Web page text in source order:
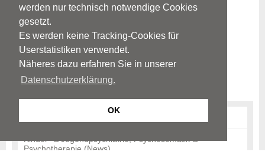
werden nur technisch notwendige Cookies
gesetzt.
Es werden keine Tracking-Cookies für
Userstatistiken verwendet.
Näheres dazu erfahren Sie in unserer
Datenschutzerklärung.
OK
Kinder- & Jugendpsychiatrie, Psychosomatik &
Psychotherapie (News)